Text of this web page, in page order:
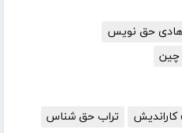
هادی حق نویس
چین
کاراندیش
تراب حق شناس